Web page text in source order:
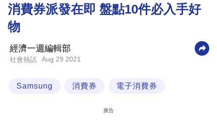
商
科
技
消費券派發在即 盤點10件必入手好
物
經濟一週編輯部
社會熱話 Aug 29 2021
Samsung 消費券 電子消費券
廣告